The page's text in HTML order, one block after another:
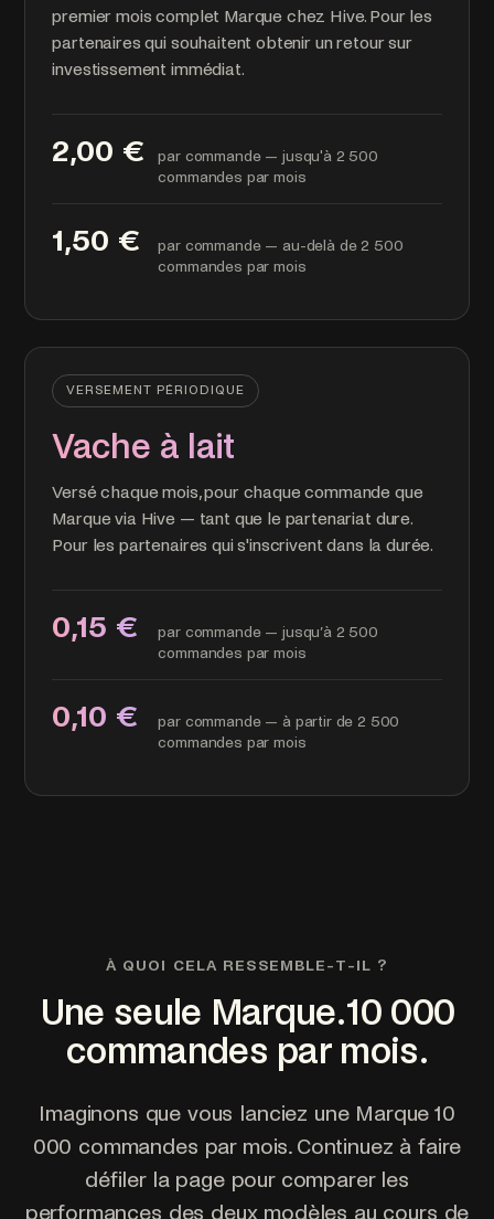
premier mois complet Marque chez Hive. Pour les
partenaires qui souhaitent obtenir un retour sur
investissement immédiat.
2,00 €
par commande — jusqu'à 2 500
commandes par mois
1,50 €
par commande — au-delà de 2 500
commandes par mois
VERSEMENT PÉRIODIQUE
Vache à lait
Versé chaque mois, pour chaque commande que
Marque via Hive — tant que le partenariat dure.
Pour les partenaires qui s'inscrivent dans la durée.
0,15 €
par commande — jusqu’à 2 500
commandes par mois
0,10 €
par commande — à partir de 2 500
commandes par mois
À QUOI CELA RESSEMBLE-T-IL ?
Une seule Marque. 10 000
commandes par mois.
Imaginons que vous lanciez une Marque 10
000 commandes par mois. Continuez à faire
défiler la page pour comparer les
performances des deux modèles au cours de